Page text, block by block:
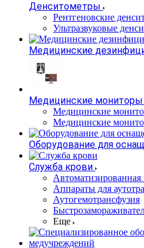
Денситометры
Рентгеновские
Ультразвуковые
Медицинские
Медицинские мониторы
Медицинские
Медицинские
Оборудование для
Служба крови
Автоматизированная
Аппараты для
Аутогемотрансфузия
Еще